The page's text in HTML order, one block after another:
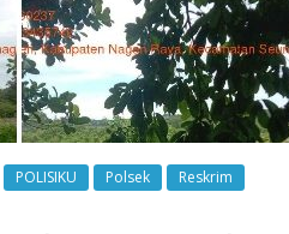
POLISIKU Polsek
Reskrim